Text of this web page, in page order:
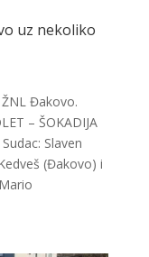
uz nekoliko
Đakovo.
– ŠOKADIJA
Slaven
(Đakovo) i